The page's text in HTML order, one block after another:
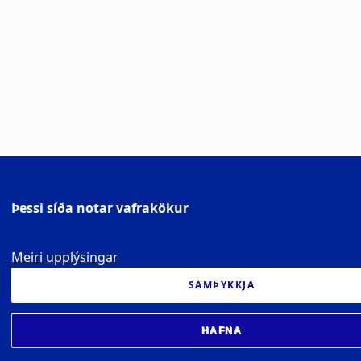
Þessi síða notar vafrakökur
Meiri upplýsingar
SAMÞYKKJA
HAFNA